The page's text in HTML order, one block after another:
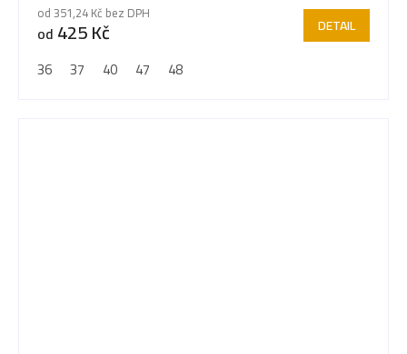
od 351,24 Kč bez DPH
od 425 Kč DETAIL
36 37 40 47 48